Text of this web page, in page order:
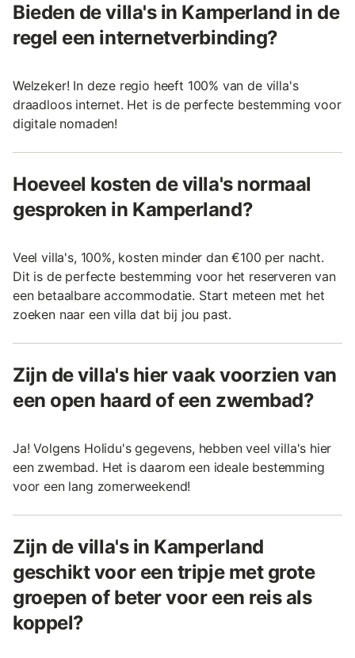
Bieden de villa's in Kamperland in de
regel een internetverbinding?
Welzeker! In deze regio heeft 100% van de villa's
draadloos internet. Het is de perfecte bestemming voor
digitale nomaden!
Hoeveel kosten de villa's normaal
gesproken in Kamperland?
Veel villa's, 100%, kosten minder dan €100 per nacht.
Dit is de perfecte bestemming voor het reserveren van
een betaalbare accommodatie. Start meteen met het
zoeken naar een villa dat bij jou past.
Zijn de villa's hier vaak voorzien van
een open haard of een zwembad?
Ja! Volgens Holidu's gegevens, hebben veel villa's hier
een zwembad. Het is daarom een ideale bestemming
voor een lang zomerweekend!
Zijn de villa's in Kamperland
geschikt voor een tripje met grote
groepen of beter voor een reis als
koppel?